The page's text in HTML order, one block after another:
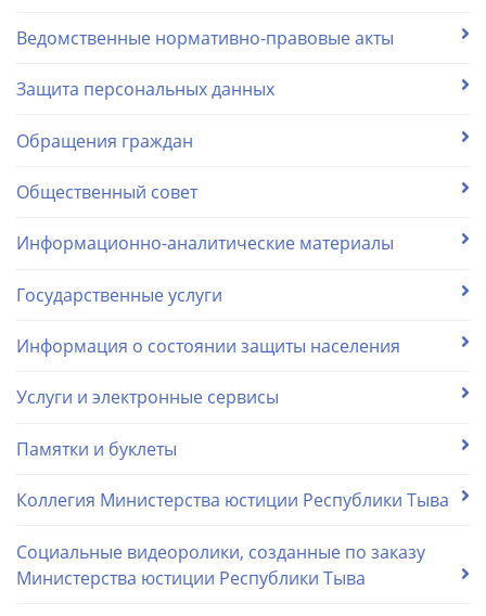
Ведомственные нормативно-правовые акты
Защита персональных данных
Обращения граждан
Общественный совет
Информационно-аналитические материалы
Государственные услуги
Информация о состоянии защиты населения
Услуги и электронные сервисы
Памятки и буклеты
Коллегия Министерства юстиции Республики Тыва
Социальные видеоролики, созданные по заказу
Министерства юстиции Республики Тыва